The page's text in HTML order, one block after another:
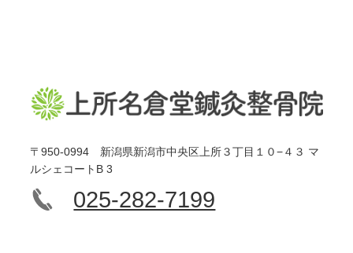
〒950-0994 新潟県新潟市中央区上所３丁目１０−４３ マ
ルシェコートB 3
025-282-7199